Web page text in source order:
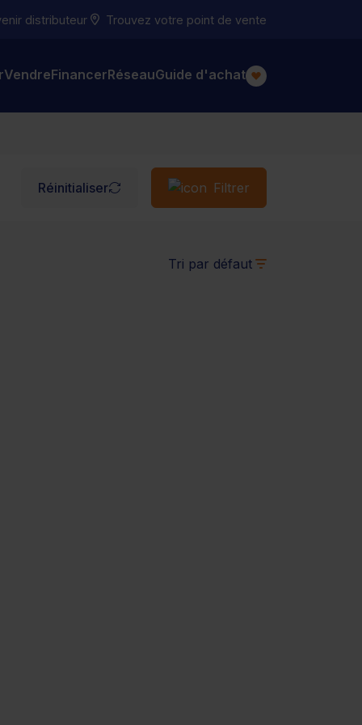
distributeur Trouvez votre point de vente
VendreFinancerRéseauGuide d'achat
Réinitialiser Filtrer
Tri par défaut